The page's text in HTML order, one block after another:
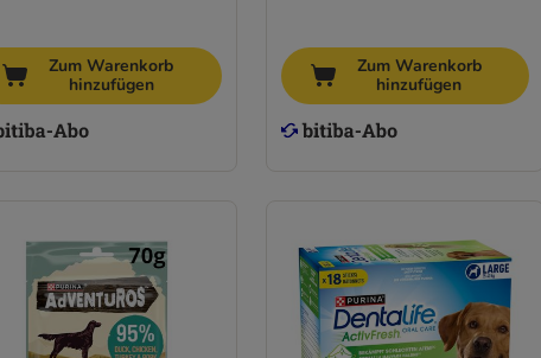
Zum Warenkorb
hinzufügen
Zum Warenkorb
hinzufügen